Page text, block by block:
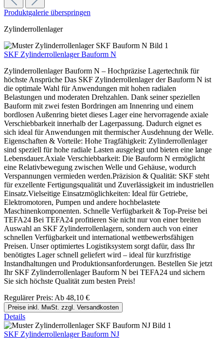
Produktgalerie überspringen
Zylinderrollenlager
SKF Zylinderrollenlager Bauform N
Zylinderrollenlager Bauform N – Hochpräzise Lagertechnik für
höchste Ansprüche Das SKF Zylinderrollenlager der Bauform N ist
die optimale Wahl für Anwendungen mit hohen radialen
Belastungen und moderaten Drehzahlen. Dank seiner speziellen
Bauform mit zwei festen Bordringen am Innenring und einem
bordlosen Außenring bietet dieses Lager eine hervorragende axiale
Verschiebbarkeit innerhalb der Lagerpassung. Dadurch eignet es
sich ideal für Anwendungen mit thermischer Ausdehnung der Welle.
Eigenschaften & Vorteile: Hohe Tragfähigkeit: Zylinderrollenlager
sind speziell für hohe radiale Lasten ausgelegt und bieten eine lange
Lebensdauer.Axiale Verschiebbarkeit: Die Bauform N ermöglicht
eine Relativbewegung zwischen Welle und Gehäuse, wodurch
Verspannungen vermieden werden.Präzision & Qualität: SKF steht
für exzellente Fertigungsqualität und Zuverlässigkeit im industriellen
Einsatz.Vielseitige Einsatzmöglichkeiten: Ideal für Getriebe,
Elektromotoren, Pumpen und andere hochbelastete
Maschinenkomponenten. Schnelle Verfügbarkeit & Top-Preise bei
TEFA24 Bei TEFA24 profitieren Sie nicht nur von einer breiten
Auswahl an SKF Zylinderrollenlagern, sondern auch von einer
schnellen Verfügbarkeit und international wettbewerbsfähigen
Preisen. Unser optimiertes Logistiksystem sorgt dafür, dass Ihr
benötigtes Lager schnell geliefert wird – ideal für kurzfristige
Instandhaltungen und Produktionsanforderungen. Bestellen Sie jetzt
Ihr SKF Zylinderrollenlager Bauform N bei TEFA24 und sichern
Sie sich höchste Qualität zum besten Preis!
Regulärer Preis: Ab 48,10 €
Preise inkl. MwSt. zzgl. Versandkosten
Details
SKF Zylinderrollenlager Bauform NJ